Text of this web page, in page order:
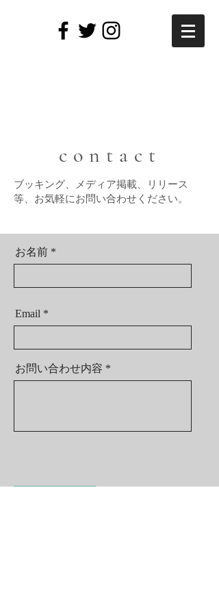
contact
ブッキング、メディア掲載、リリース
等、お気軽にお問い合わせください。
お名前
Email
お問い合わせ内容